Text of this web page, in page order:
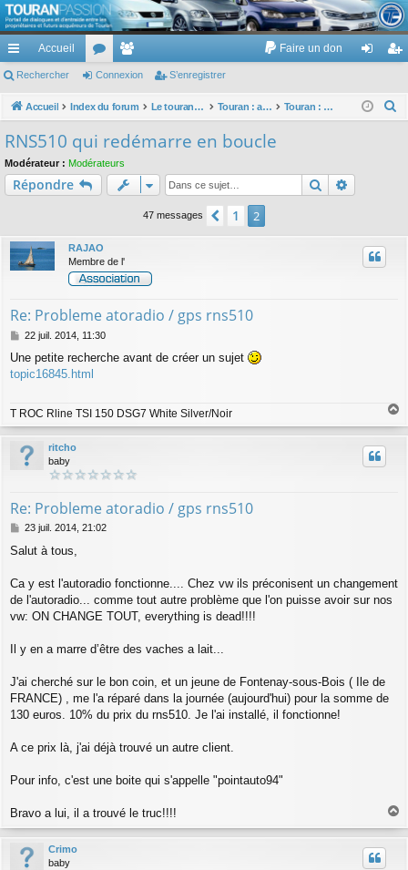
TouranPassion
Le forum des propriétaires ou futurs acquéreurs du Volkswagen Touran
cc
ès
pi
de
Accueil
or
u
e
m
Faire un don
ne nr
Rechercher Connexion S’enregistrer
Accueil Index du forum Le touran dans ses versions I (V1 V2 V3) et II ... Touran : autoradios et GPS Touran : problèmes d'autoradio, de GPS et de DVD
RNS510 qui redémarre en boucle
Modérateur : Modérateurs
Répondre Rechercher
47 messages Précédente
1 2
RAJAO
Membre de l'
Re: Probleme atoradio / gps rns510
M
s
s
e
22 juil. 2014, 11:30
Une petite recherche avant de créer un sujet
topic16845.html
T ROC Rline TSI 150 DSG7 White Silver/Noir
u
ritcho
baby
Re: Probleme atoradio / gps rns510
M
s
a
g
23 juil. 2014, 21:02
Salut à tous,
Ca y est l'autoradio fonctionne.... Chez vw ils préconisent un changement
de l'autoradio... comme tout autre problème que l'on puisse avoir sur nos
vw: ON CHANGE TOUT, everything is dead!!!!
Il y en a marre d’être des vaches a lait...
J'ai cherché sur le bon coin, et un jeune de Fontenay-sous-Bois ( Ile de
FRANCE) , me l'a réparé dans la journée (aujourd'hui) pour la somme de
130 euros. 10% du prix du rns510. Je l'ai installé, il fonctionne!
A ce prix là, j'ai déjà trouvé un autre client.
Pour info, c'est une boite qui s'appelle "pointauto94"
Bravo a lui, il a trouvé le truc!!!!
u
Crimo
baby